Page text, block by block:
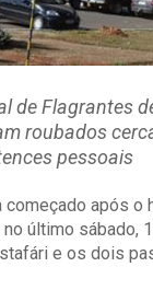
de Flagrantes
roubados
pessoais
após o
último sábado,
e os dois